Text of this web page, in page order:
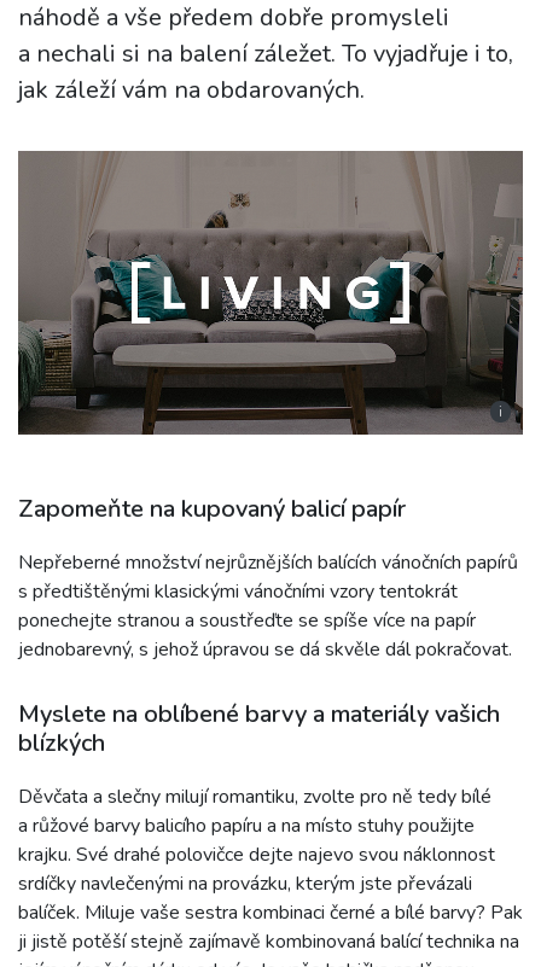
náhodě a vše předem dobře promysleli
a nechali si na balení záležet. To vyjadřuje i to,
jak záleží vám na obdarovaných.
i
Zapomeňte na kupovaný balicí papír
Nepřeberné množství nejrůznějších balících vánočních papírů
s předtištěnými klasickými vánočními vzory tentokrát
ponechejte stranou a soustřeďte se spíše více na papír
jednobarevný, s jehož úpravou se dá skvěle dál pokračovat.
Myslete na oblíbené barvy a materiály vašich
blízkých
Děvčata a slečny milují romantiku, zvolte pro ně tedy bílé
a růžové barvy balicího papíru a na místo stuhy použijte
krajku. Své drahé polovičce dejte najevo svou náklonnost
srdíčky navlečenými na provázku, kterým jste převázali
balíček. Miluje vaše sestra kombinaci černé a bílé barvy? Pak
ji jistě potěší stejně zajímavě kombinovaná balící technika na